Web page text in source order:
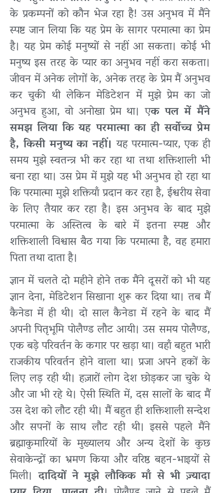
के प्रकम्पनों को कौन भेज रहा है! उस अनुभव में मैंने
स्पष्ट जान लिया कि यह प्रेम के सागर परमात्मा का प्रेम
है। यह प्रेम कोई मनुष्यों से नहीं आ सकता। कोई भी
मनुष्य इस तरह के प्यार का अनुभव नहीं करा सकता।
जीवन में अनेक लोगों के, अनेक तरह के प्रेम मैं अनुभव
कर चुकी थी लेकिन मेडिटेशन में मुझे प्रेम का जो
अनुभव हुआ, वो अनोखा प्रेम था। एक पल में मैंने
समझ लिया कि यह परमात्मा का ही सर्वोच्च प्रेम
है, किसी मनुष्य का नहीं। यह परमात्म-प्यार, एक ही
समय मुझे स्वतन्त्र भी कर रहा था तथा शक्तिशाली भी
बना रहा था। उस प्रेम में मुझे यह भी अनुभव हो रहा था
कि परमात्मा मुझे शक्तियाँ प्रदान कर रहा है, ईश्वरीय सेवा
के लिए तैयार कर रहा है। इस अनुभव के बाद मुझे
परमात्मा के अस्तित्व के बारे में इतना स्पष्ट और
शक्तिशाली विश्वास बैठ गया कि परमात्मा है, वह हमारा
पिता तथा दाता है।
ज्ञान में चलते दो महीने होने तक मैंने दूसरों को भी यह
ज्ञान देना, मेडिटेशन सिखाना शुरू कर दिया था। तब मैं
कैनेडा में ही थी। दो साल कैनेडा में रहने के बाद मैं
अपनी पितृभूमि पोलैण्ड लौट आयी। उस समय पोलैण्ड,
एक बड़े परिवर्तन के कगार पर खड़ा था। वहाँ बहुत भारी
राजकीय परिवर्तन होने वाला था। प्रजा अपने हकों के
लिए लड़ रही थी। हज़ारों लोग देश छोड़कर जा चुके थे
और जा भी रहे थे। ऐसी स्थिति में, दस सालों के बाद मैं
उस देश को लौट रही थी। मैं बहुत ही शक्तिशाली सन्देश
और सपनों के साथ लौट रही थी। इससे पहले मैंने
ब्रह्माकुमारियों के मुख्यालय और अन्य देशों के कुछ
सेवाकेन्द्रों का भ्रमण किया और वरिष्ठ बहन-भाइयों से
मिली। दादियों ने मुझे लौकिक माँ से भी ज़्यादा